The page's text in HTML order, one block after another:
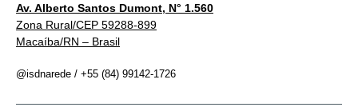
Av. Alberto Santos Dumont, N° 1.560
Zona Rural/CEP 59288-899
Macaíba/RN – Brasil
@isdnarede / +55 (84) 99142-1726